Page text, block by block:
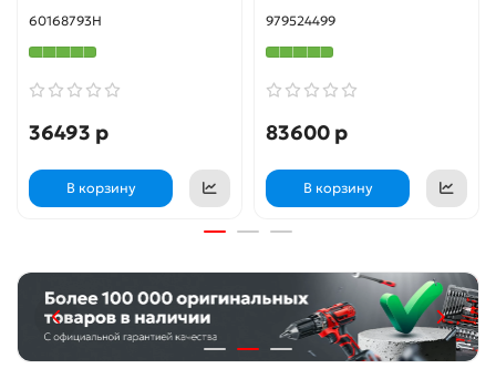
60168793H
36493 р
В корзину
979524499
83600 р
В корзину